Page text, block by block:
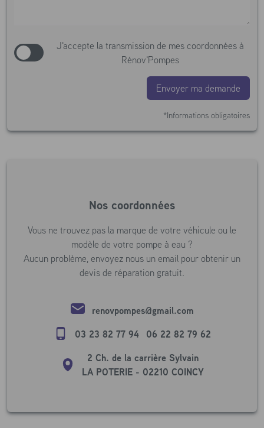
J'accepte la transmission de mes coordonnées à
Rénov'Pompes
Envoyer ma demande
*Informations obligatoires
Nos coordonnées
Vous ne trouvez pas la marque de votre véhicule ou le
modèle de votre pompe à eau ?
Aucun problème, envoyez nous un email pour obtenir un
devis de réparation gratuit.
renovpompes@gmail.com
03 23 82 77 94
06 22 82 79 62
2 Ch. de la carrière Sylvain
LA POTERIE - 02210 COINCY